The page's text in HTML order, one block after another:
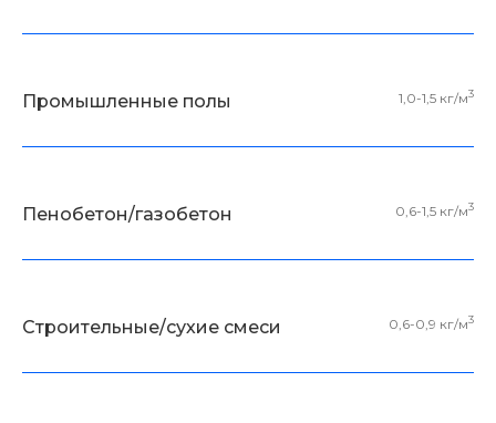
Промышленные полы 1,0-1,5 кг/м3
Пенобетон/газобетон 0,6-1,5 кг/м3
Строительные/сухие смеси 0,6-0,9 кг/м3